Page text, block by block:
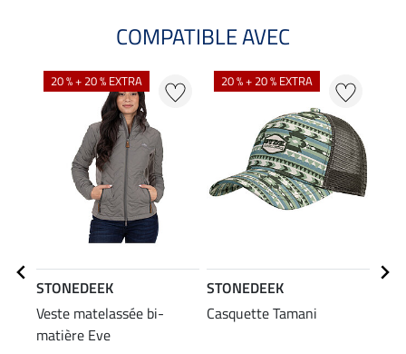
COMPATIBLE AVEC
20 % + 20 % EXTRA
STONEDEEK
Veste matelassée bi-
matière Eve
20 % + 20 % EXTRA
STONEDEEK
Casquette Tamani